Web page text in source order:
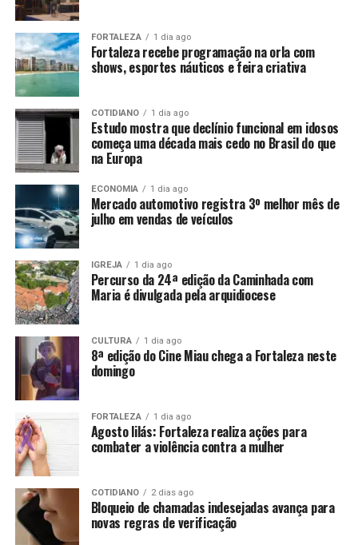
FORTALEZA 1 dia ago
Fortaleza recebe programação na orla com
shows, esportes náuticos e feira criativa
COTIDIANO 1 dia ago
Estudo mostra que declínio funcional em idosos
começa uma década mais cedo no Brasil do que
na Europa
ECONOMIA 1 dia ago
Mercado automotivo registra 3º melhor mês de
julho em vendas de veículos
IGREJA 1 dia ago
Percurso da 24ª edição da Caminhada com
Maria é divulgada pela arquidiocese
CULTURA 1 dia ago
8ª edição do Cine Miau chega a Fortaleza neste
domingo
FORTALEZA 1 dia ago
Agosto lilás: Fortaleza realiza ações para
combater a violência contra a mulher
COTIDIANO 2 dias ago
Bloqueio de chamadas indesejadas avança para
novas regras de verificação